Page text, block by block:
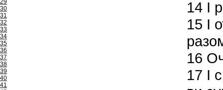
29
30
31
32
33
34
35
36
37
38
39
40
41
14 І
15 І
16
17 І